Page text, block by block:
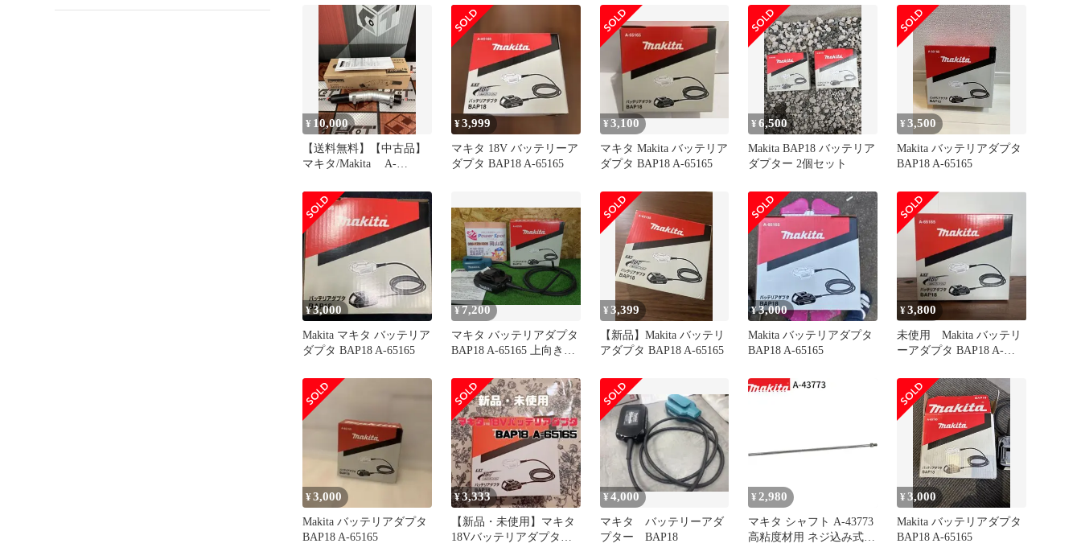
リア側コード
¥ 10,000
【送料無料】【中古品】
マキタ/Makita A-
チメント【ハンズクラフ
ト島根出雲】
¥3,999
マキタ 18V バッテリーア
ダプタ BAP18 A-65165
¥3,100
マキタ Makita バッテリア
ダプタ BAP18 A-65165
¥6,500
Makita BAP18 バッテリア
ダプター 2個セット
¥3,500
Makita バッテリアダプタ
BAP18 A-65165
¥3,000
Makita マキタ バッテリア
ダプタ BAP18 A-65165
¥ 7,200
マキタ バッテリアダプタ
BAP18 A-65165 上向き作
軽減 電動工具 makita 中
古品
¥3,399
【新品】Makita バッテリ
アダプタ BAP18 A-65165
¥3,000
Makita バッテリアダプタ
BAP18 A-65165
¥3,800
未使用 Makita バッテリ
ーアダプタ BAP18 A-
¥3,000
Makita バッテリアダプタ
BAP18 A-65165
¥3,333
【新品・未使用】マキタ
18Vバッテリアダプタ
¥4,000
マキタ バッテリーアダ
プター BAP18
¥ 2,980
マキタ シャフト A-43773
高粘度材用 ネジ込み式
¥3,000
Makita バッテリアダプタ
BAP18 A-65165